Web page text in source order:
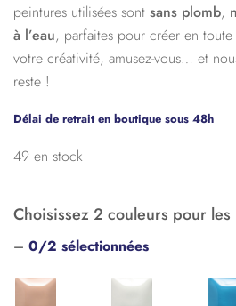
peintures utilisées sont sans plomb,
à l’eau, parfaites pour créer en toute
votre créativité, amusez-vous… et
reste !
Délai de retrait en boutique sous 48h
49 en stock
Choisissez 2 couleurs pour
– 0/2 sélectionnées